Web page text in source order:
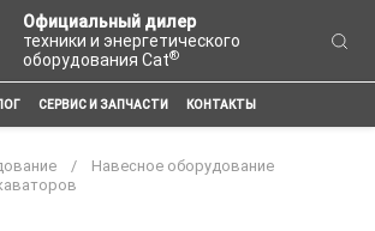
Официальный дилер
техники и энергетического
оборудования Cat®
СЕРВИС И ЗАПЧАСТИ КОНТАКТЫ
Навесное оборудование